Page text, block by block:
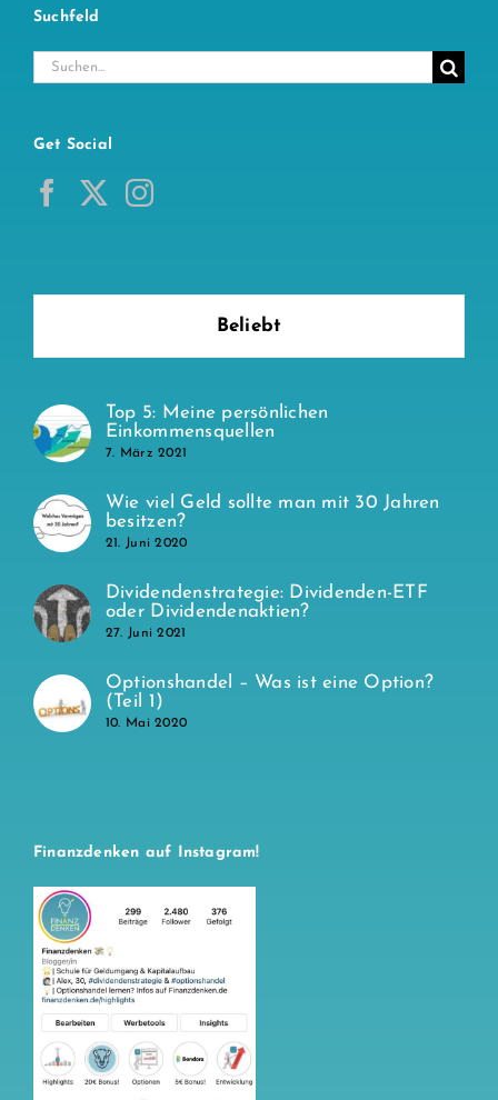
Suchfeld
Suche
Get Social
Beliebt
Top 5: Meine persönlichen
Einkommensquellen
7. März 2021
Wie viel Geld sollte man mit 30 Jahren
besitzen?
21. Juni 2020
Dividendenstrategie: Dividenden-ETF
oder Dividendenaktien?
27. Juni 2021
Optionshandel – Was ist eine Option?
(Teil 1)
10. Mai 2020
Finanzdenken auf Instagram!